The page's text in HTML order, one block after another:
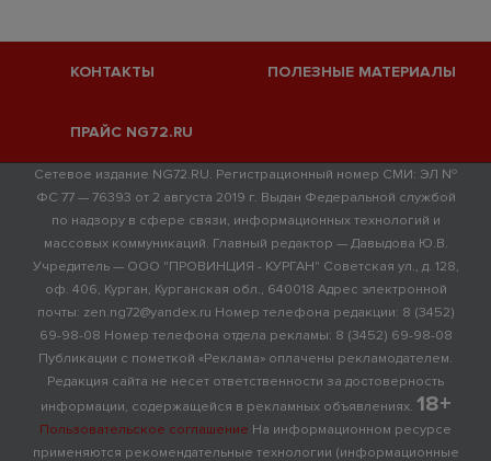
КОНТАКТЫ ПОЛЕЗНЫЕ МАТЕРИАЛЫ
ПРАЙС NG72.RU
Сетевое издание NG72.RU. Регистрационный номер СМИ: ЭЛ №
ФС 77 — 76393 от 2 августа 2019 г. Выдан Федеральной службой
по надзору в сфере связи, информационных технологий и
массовых коммуникаций. Главный редактор — Давыдова Ю.В.
Учредитель — ООО "ПРОВИНЦИЯ - КУРГАН" Советская ул., д. 128,
оф. 406, Курган, Курганская обл., 640018 Адрес электронной
почты: zen.ng72@yandex.ru Номер телефона редакции: 8 (3452)
69-98-08 Номер телефона отдела рекламы: 8 (3452) 69-98-08
Публикации с пометкой «Реклама» оплачены рекламодателем.
Редакция сайта не несет ответственности за достоверность
информации, содержащейся в рекламных объявлениях. 18+
Пользовательское соглашение На информационном ресурсе
применяются рекомендательные технологии (информационные